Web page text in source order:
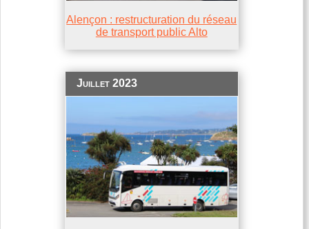
Alençon : restructuration du réseau
de transport public Alto
Juillet 2023